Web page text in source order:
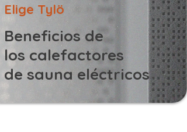
Elige Tylö
Beneficios de
los calefactores
de sauna eléctricos